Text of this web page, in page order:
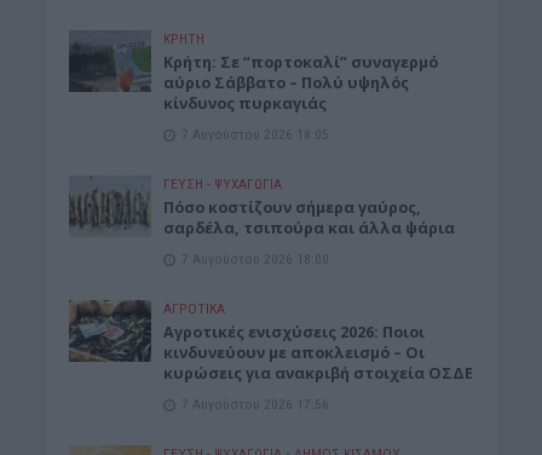
ΚΡΗΤΗ
Κρήτη: Σε “πορτοκαλί” συναγερμό
αύριο Σάββατο – Πολύ υψηλός
κίνδυνος πυρκαγιάς
7 Αυγούστου 2026 18:05
ΓΕΎΣΗ - ΨΥΧΑΓΩΓΊΑ
Πόσο κοστίζουν σήμερα γαύρος,
σαρδέλα, τσιπούρα και άλλα ψάρια
7 Αυγούστου 2026 18:00
ΑΓΡΟΤΙΚΑ
Αγροτικές ενισχύσεις 2026: Ποιοι
κινδυνεύουν με αποκλεισμό – Οι
κυρώσεις για ανακριβή στοιχεία ΟΣΔΕ
7 Αυγούστου 2026 17:56